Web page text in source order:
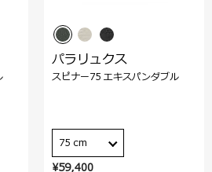
¥59,400
パラリュクス
スピナー75 エキスパンダブル
75 cm